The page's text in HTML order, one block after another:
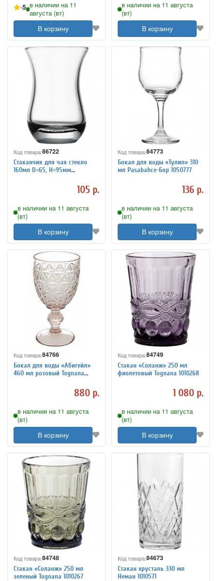
5 в наличии на 11
августа (вт)
В корзину
в наличии на 11 августа
(вт)
В корзину
Код товара:86722
Стаканчик для чая стекло
160мл D=65, H=95мм
105 р.
в наличии на 11 августа
(вт)
В корзину
Код товара:84773
Бокал для воды «Тулип» 310
мл Pasabahce-Бор 1050777
136 р.
в наличии на 11 августа
(вт)
В корзину
Код товара:84766
Бокал для воды «Абигейл»
460 мл розовый Tognana
880 р.
в наличии на 11 августа
(вт)
В корзину
Код товара:84749
Стакан «Соланж» 250 мл
фиолетовый Tognana 1010268
1 080 р.
в наличии на 11 августа
(вт)
В корзину
Код товара:84748
Стакан «Соланж» 250 мл
зеленый Tognana 1010267
Код товара:84673
Стакан хрусталь 330 мл
Неман 1010571